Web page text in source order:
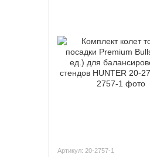
Артикул: 20-2757-1